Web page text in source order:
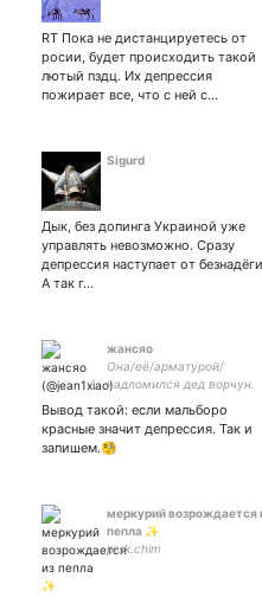
RT Пока не дистанцируетесь от
росии, будет происходить такой
лютый пздц. Их депрессия
пожирает все, что с ней с…
Sigurd
Дык, без допинга Украиной уже
управлять невозможно. Сразу
депрессия наступает от
А так г…
жансяо
Она/её/арматурой/
надломился дед ворчун.
Вывод такой: если мальборо
красные значит депрессия. Так и
запишем.🧐
меркурий возрождается
пепла ✨
prsk.chim